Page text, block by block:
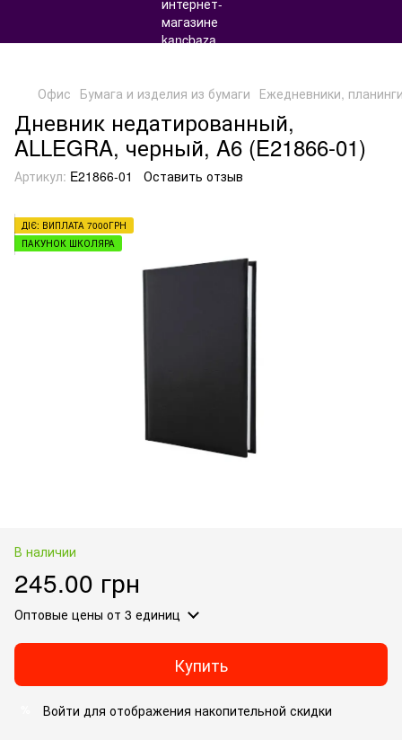
Офис Бумага и изделия из бумаги Ежедневники,
Дневник недатированный,
ALLEGRA, черный, A6 (E21866-01)
Артикул: E21866-01 Оставить отзыв
ДІЄ: ВИПЛАТА 7000ГРН
ПАКУНОК ШКОЛЯРА
В наличии
245.00 грн
Оптовые цены от 3 единиц
Купить
Войти для отображения накопительной скидки